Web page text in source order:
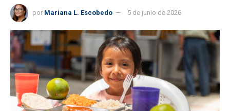
por Mariana L. Escobedo 5 de junio de 2026